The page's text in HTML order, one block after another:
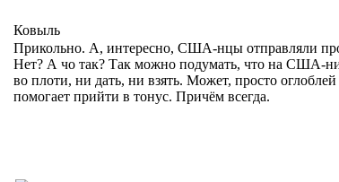
Ковыль
Прикольно. А, интересно, США-нцы отправляли
Нет? А чо так? Так можно подумать, что на США-
во плоти, ни дать, ни взять. Может, просто
помогает прийти в тонус. Причём всегда.